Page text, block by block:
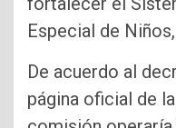
Especial de
De acuerdo al
página oficial de